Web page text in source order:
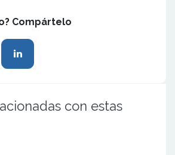
Compártelo
con estas